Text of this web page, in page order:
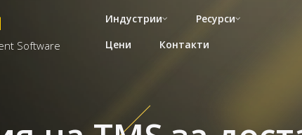
Software
Индустрии
Ресурси
Цени
Контакти